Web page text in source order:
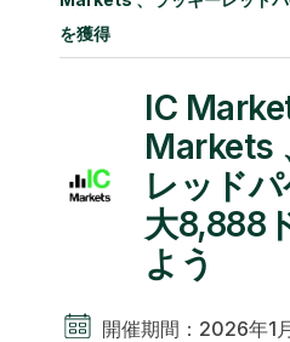
を獲得
IC
Markets
レッド
大8,888
よう
開催期間：2026年1